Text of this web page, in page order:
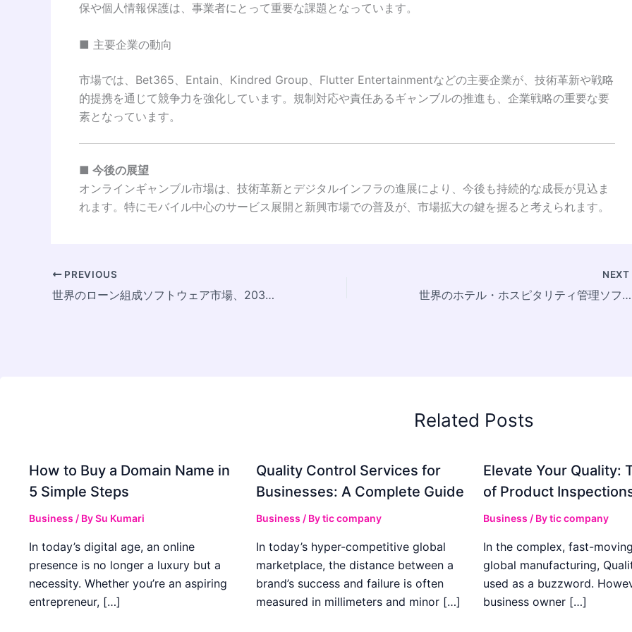
保や個人情報保護は、事業者にとって重要な課題となっています。
■ 主要企業の動向
市場では、Bet365、Entain、Kindred Group、Flutter Entertainmentなどの主要企業が、技術革新や戦略
的提携を通じて競争力を強化しています。規制対応や責任あるギャンブルの推進も、企業戦略の重要な要
素となっています。
■ 今後の展望
オンラインギャンブル市場は、技術革新とデジタルインフラの進展により、今後も持続的な成長が見込ま
れます。特にモバイル中心のサービス展開と新興市場での普及が、市場拡大の鍵を握ると考えられます。
PREVIOUS
世界のローン組成ソフトウェア市場、2033年までに146.6億米ドル規模へ拡大予測 ― デジタル化とAI導入が成長を加速
NEXT
世界のホテル・ホスピタリティ管理ソフトウェア市場、2033年までに60.5億米ドル規模へ拡大予測
Related Posts
How to Buy a Domain Name in
5 Simple Steps
Business / BySu Kumari
In today’s digital age, an online
presence is no longer a luxury but a
necessity. Whether you’re an aspiring
entrepreneur, […]
Quality Control Services for
Businesses: A Complete Guide
Business / Bytic company
In today’s hyper-competitive global
marketplace, the distance between a
brand’s success and failure is often
measured in millimeters and minor […]
Elevate Your Quality:
of Product
Business / Bytic company
In the complex, fast-
global manufacturing,
used as a buzzword.
business owner […]